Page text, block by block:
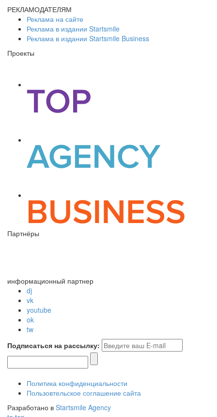
РЕКЛАМОДАТЕЛЯМ
Реклама на сайте
Реклама в издании Startsmile
Реклама в издании Startsmile Business
Проекты
Партнёры
информационный партнер
dj
vk
youtube
ok
tw
Подписаться на рассылку:
Политика конфиденциальности
Пользовтельское соглашение сайта
Разработано в Startsmile Agency